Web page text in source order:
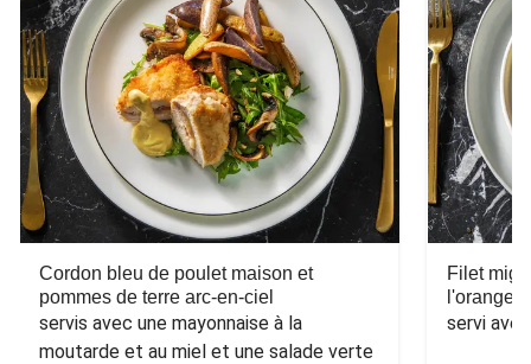
Cordon bleu de poulet maison et
pommes de terre arc-en-ciel
servis avec une mayonnaise à la
moutarde et au miel et une salade verte
Filet
l'orange
servi